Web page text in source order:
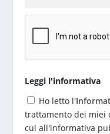
Leggi l'informativa
Ho letto l'
trattamento dei miei
cui all'informativa